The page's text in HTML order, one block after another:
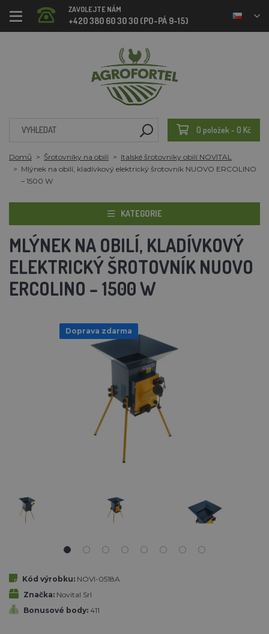
ZAVOLEJTE NÁM
+420 380 60 30 30 (PO-PÁ 9-15)
0 položek - 0 Kč
Domů Šrotovníky na obilí
Italské šrotovníky obilí NOVITAL
Mlýnek na obilí, kladívkový elektrický šrotovník NUOVO ERCOLINO
– 1500 W
KATEGORIE
MLÝNEK NA OBILÍ, KLADÍVKOVÝ
ELEKTRICKÝ ŠROTOVNÍK NUOVO
ERCOLINO – 1500 W
Doprava zdarma
Kód výrobku: NOVI-0518A
Značka: Novital Srl
Bonusové body: 411